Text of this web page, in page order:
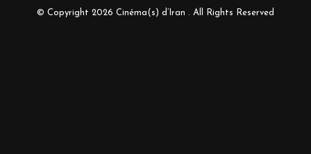
© Copyright 2026 Cinéma(s) d’Iran . All Rights Reserved